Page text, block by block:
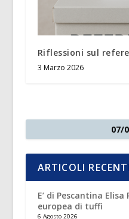
Riflessioni sul
3 Marzo 2026
07/
ARTICOLI
E’ di Pescantina
europea di tuffi
6 Agosto 2026